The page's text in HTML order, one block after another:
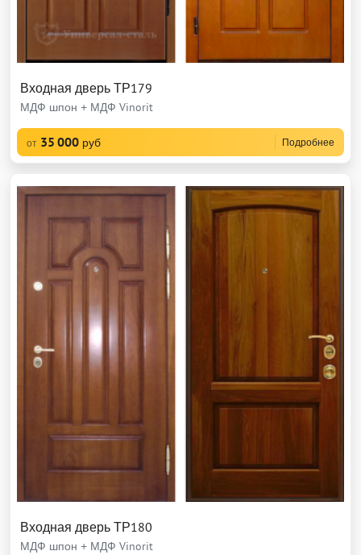
Входная дверь ТР179
МДФ шпон + МДФ Vinorit
от 35 000 руб Подробнее
Входная дверь ТР180
МДФ шпон + МДФ Vinorit